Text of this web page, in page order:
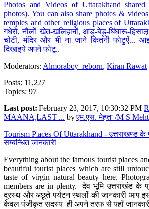
Photos and Videos of Uttarakhand
photos). You can also share photos &
temples and other religious places of
गधेरों, नौलों, खेत-खलिहानों, आड़ू-बेड़ू-घिंघारू-
चोटी, मंदिर और भी ना जाने कितनी फोटुऐं...
दिखाइये अपने फोटू..
Moderators: Almoraboy_reborn, Kiran Rawat
Posts: 11,227
Topics: 97
Last post: February 28, 2017, 10:30:32 PM
MAANA,LAST ... byएम.एस. मेहता /M S
Tourism Places Of Uttarakhand - उत्तराखण्ड के
सम्बन्धित जानकारी
Everything about the famous tourist places
beautiful tourist places which are still
taste of virgin natural beauty here.
members are in plenty. देव भूमि उत्तराखंड के
दूरस्थ और अछूते पर्यटन स्थलों की जानकारी आप
केवल पंजीकृत सदस्य ही अपने तरफ से यहाँ